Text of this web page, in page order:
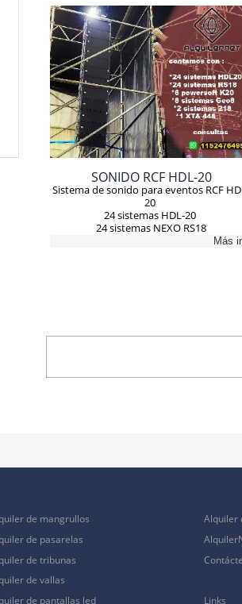
SONIDO RCF HDL-20
Sistema de sonido para eventos RCF
20
24 sistemas HDL-20
24 sistemas NEXO RS18
Más
de mangrullos
de pasarelas
de tribunas
de vallas
de pantallas led
Alquiler
Links